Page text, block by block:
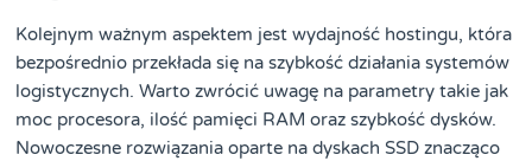
Kolejnym ważnym aspektem jest wydajność hostingu, która
bezpośrednio przekłada się na szybkość działania systemów
logistycznych. Warto zwrócić uwagę na parametry takie jak
moc procesora, ilość pamięci RAM oraz szybkość dysków.
Nowoczesne rozwiązania oparte na dyskach SSD znacząco